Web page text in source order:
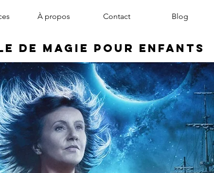
À propos Contact Blog
de Magie pour enfants
de noël